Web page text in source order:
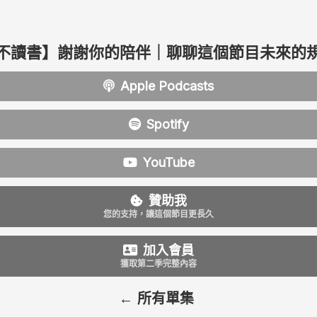
讀書】謝謝你的陪伴｜聊聊這個節目未來的
Apple Podcasts
Spotify
YouTube
贊助我
您的支持，讓這個節目更長久
加入會員
獲取第二季完整內容
← 所有單集